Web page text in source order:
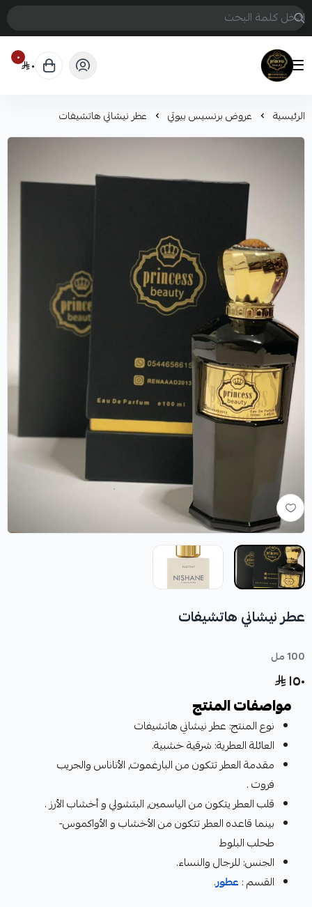
Princess beauty
٠ ٠
الرئيسية عروض برنسيس بيوتي عطر نيشاني هاتشيفات
عطر نيشاني هاتشيفات
100 مل
١٥٠
مواصفات المنتج
نوع المنتج: عطر نيشاني هاتشيفات
العائلة العطرية: شرقية خشبية.
مقدمة العطر تتكون من البارغموت, الأناناس والجريب
فروت .
قلب العطر يتكون من الياسمين, البتشولي و أخشاب الأرز .
بينما قاعده العطر تتكون من الأخشاب و الأواكموس-
طحلب البلوط
الجنس: للرجال والنساء.
القسم : عطور.